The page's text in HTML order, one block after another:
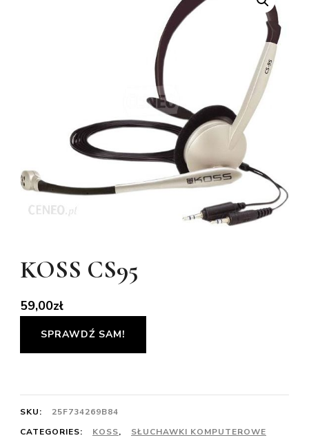
KOSS CS95
59,00zł
SPRAWDŹ SAM!
SKU:
25F734269B84
CATEGORIES:
KOSS,
SŁUCHAWKI KOMPUTEROWE